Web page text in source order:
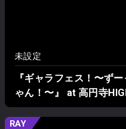
未設定
『ギャラフェス！〜ず
ゃん！〜』 at 高円寺
RAY